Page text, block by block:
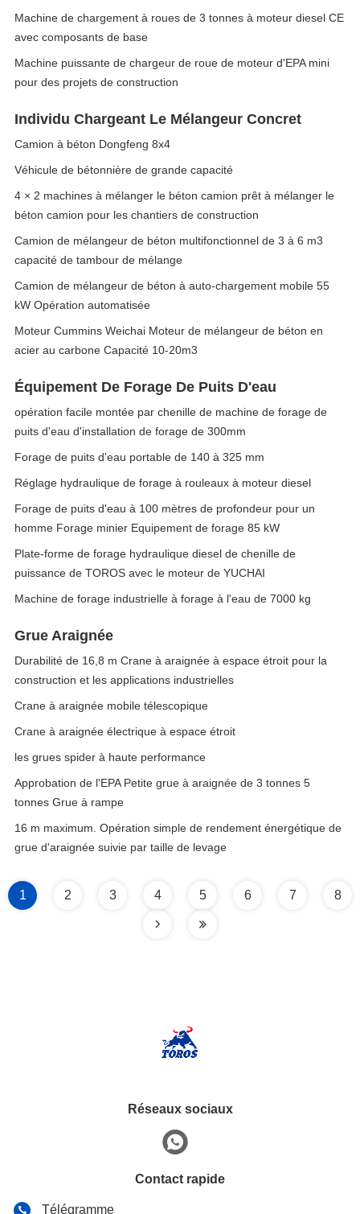
Machine de chargement à roues de 3 tonnes à moteur diesel CE
avec composants de base
Machine puissante de chargeur de roue de moteur d'EPA mini
pour des projets de construction
Individu Chargeant Le Mélangeur Concret
Camion à béton Dongfeng 8x4
Véhicule de bétonnière de grande capacité
4 × 2 machines à mélanger le béton camion prêt à mélanger le
béton camion pour les chantiers de construction
Camion de mélangeur de béton multifonctionnel de 3 à 6 m3
capacité de tambour de mélange
Camion de mélangeur de béton à auto-chargement mobile 55
kW Opération automatisée
Moteur Cummins Weichai Moteur de mélangeur de béton en
acier au carbone Capacité 10-20m3
Équipement De Forage De Puits D'eau
opération facile montée par chenille de machine de forage de
puits d'eau d'installation de forage de 300mm
Forage de puits d'eau portable de 140 à 325 mm
Réglage hydraulique de forage à rouleaux à moteur diesel
Forage de puits d'eau à 100 mètres de profondeur pour un
homme Forage minier Equipement de forage 85 kW
Plate-forme de forage hydraulique diesel de chenille de
puissance de TOROS avec le moteur de YUCHAI
Machine de forage industrielle à forage à l'eau de 7000 kg
Grue Araignée
Durabilité de 16,8 m Crane à araignée à espace étroit pour la
construction et les applications industrielles
Crane à araignée mobile télescopique
Crane à araignée électrique à espace étroit
les grues spider à haute performance
Approbation de l'EPA Petite grue à araignée de 3 tonnes 5
tonnes Grue à rampe
16 m maximum. Opération simple de rendement énergétique de
grue d'araignée suivie par taille de levage
1 2 3 4 5 6 7 8
Réseaux sociaux
Contact rapide
Télégramme